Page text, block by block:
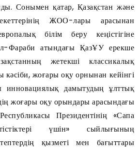
Сонымен қатар, Қазақстан және
ЖОО-лары арасынан
білім беру кеңістігіне
Фараби атындағы ҚазҰУ ерекше
жетекші классикалық
кәсіби, жоғары оқу орнынан кейінгі
инновациялық дамытудың ұлттық
жоғары оқу орындары арасындағы
Президентінің «Сапа
үшін» сыйлығының
қызметі мен бағыттары